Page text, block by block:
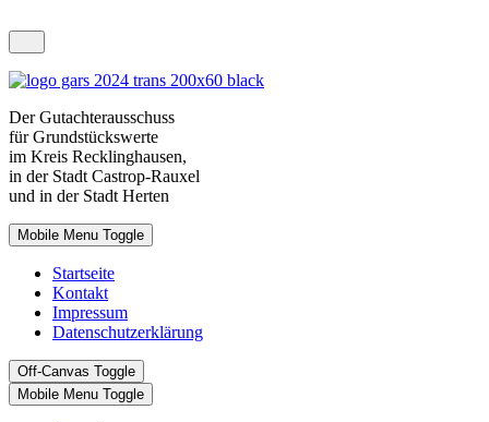
Der Gutachterausschuss
für Grundstückswerte
im Kreis Recklinghausen,
in der Stadt Castrop-Rauxel
und in der Stadt Herten
Mobile Menu Toggle
Startseite
Kontakt
Impressum
Datenschutzerklärung
Off-Canvas Toggle
Mobile Menu Toggle